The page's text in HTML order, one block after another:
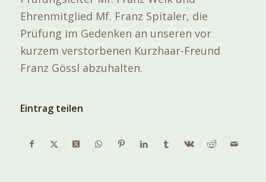
Ehrenmitglied Mf. Franz Spitaler, die
Prüfung im Gedenken an unseren vor
kurzem verstorbenen Kurzhaar-Freund
Franz Gössl abzuhalten.
Eintrag teilen